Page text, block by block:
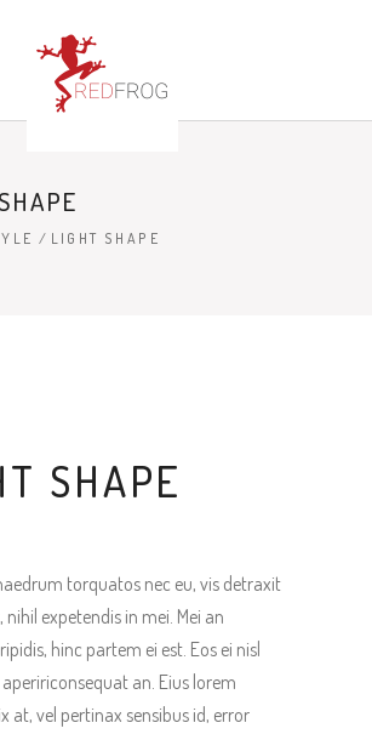
/ LIGHT SHAPE
SHAPE
torquatos nec eu, vis detraxit
nihil expetendis in mei. Mei an
hinc partem ei est. Eos ei nisl
apeririconsequat an. Eius lorem
at, vel pertinax sensibus id, error